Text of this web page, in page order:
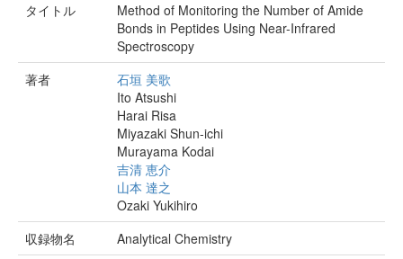
タイトル
Method of Monitoring the Number of Amide
Bonds in Peptides Using Near-Infrared
Spectroscopy
著者
石垣 美歌
Ito Atsushi
Harai Risa
Miyazaki Shun-ichi
Murayama Kodai
吉清 恵介
山本 達之
Ozaki Yukihiro
収録物名
Analytical Chemistry